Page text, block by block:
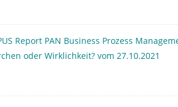
Report PAN Business Prozess
oder Wirklichkeit? vom 27.10.2021